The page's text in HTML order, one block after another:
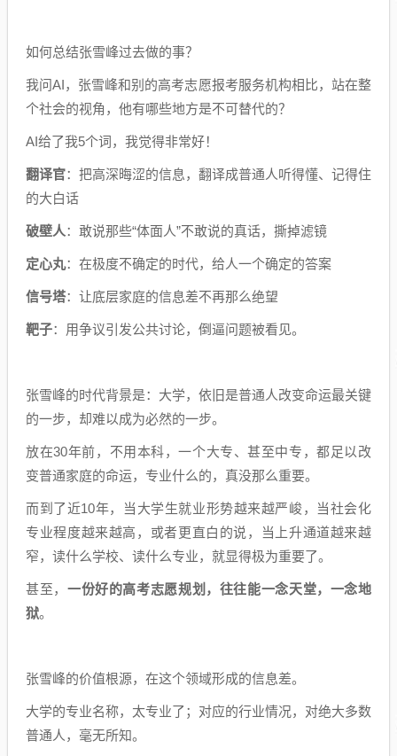
如何总结张雪峰过去做的事？
我问AI，张雪峰和别的高考志愿报考服务机构相比，站在整
个社会的视角，他有哪些地方是不可替代的？
AI给了我5个词，我觉得非常好！
翻译官：把高深晦涩的信息，翻译成普通人听得懂、记得住
的大白话
破壁人：敢说那些“体面人”不敢说的真话，撕掉滤镜
定心丸：在极度不确定的时代，给人一个确定的答案
信号塔：让底层家庭的信息差不再那么绝望
靶子：用争议引发公共讨论，倒逼问题被看见。
张雪峰的时代背景是：大学，依旧是普通人改变命运最关键
的一步，却难以成为必然的一步。
放在30年前，不用本科，一个大专、甚至中专，都足以改
变普通家庭的命运，专业什么的，真没那么重要。
而到了近10年，当大学生就业形势越来越严峻，当社会化
专业程度越来越高，或者更直白的说，当上升通道越来越
窄，读什么学校、读什么专业，就显得极为重要了。
甚至， 一份好的高考志愿规划，往往能一念天堂，一念地
狱。
张雪峰的价值根源，在这个领域形成的信息差。
大学的专业名称，太专业了；对应的行业情况，对绝大多数
普通人，毫无所知。